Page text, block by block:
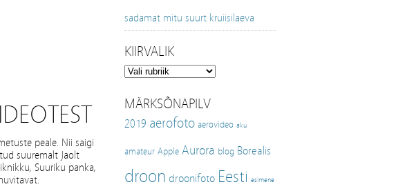
peale. Nii saigi
suuremalt Jaolt
Suuriku panka,
sadamat mitu suurt kruiisilaeva
KIIRVALIK
Kiirvalik
MÄRKSÕNAPILV
2019 aerofoto aerovideo aku
amateur Apple Aurora blog Borealis
droon droonifoto Eesti esimene